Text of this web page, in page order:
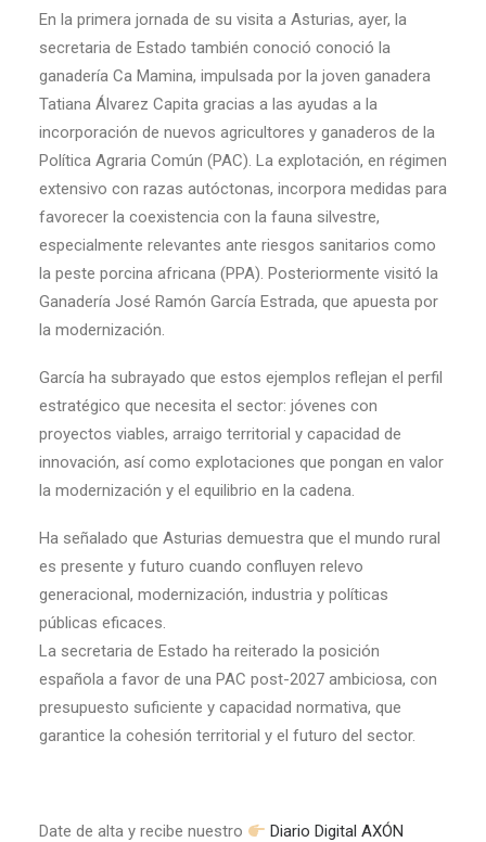
En la primera jornada de su visita a Asturias, ayer, la
secretaria de Estado también conoció conoció la
ganadería Ca Mamina, impulsada por la joven ganadera
Tatiana Álvarez Capita gracias a las ayudas a la
incorporación de nuevos agricultores y ganaderos de la
Política Agraria Común (PAC). La explotación, en régimen
extensivo con razas autóctonas, incorpora medidas para
favorecer la coexistencia con la fauna silvestre,
especialmente relevantes ante riesgos sanitarios como
la peste porcina africana (PPA). Posteriormente visitó la
Ganadería José Ramón García Estrada, que apuesta por
la modernización.
García ha subrayado que estos ejemplos reflejan el perfil
estratégico que necesita el sector: jóvenes con
proyectos viables, arraigo territorial y capacidad de
innovación, así como explotaciones que pongan en valor
la modernización y el equilibrio en la cadena.
Ha señalado que Asturias demuestra que el mundo rural
es presente y futuro cuando confluyen relevo
generacional, modernización, industria y políticas
públicas eficaces.
La secretaria de Estado ha reiterado la posición
española a favor de una PAC post-2027 ambiciosa, con
presupuesto suficiente y capacidad normativa, que
garantice la cohesión territorial y el futuro del sector.
Date de alta y recibe nuestro
Diario Digital AXÓN